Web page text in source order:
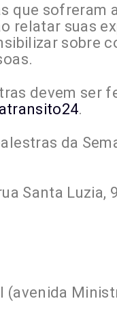
que
relatar suas
sobre
devem ser
.
da
Santa Luzia,
(avenida